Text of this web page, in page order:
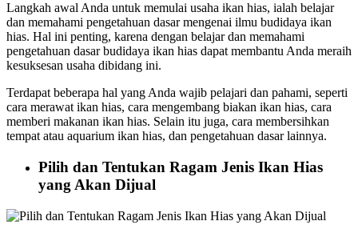
Langkah awal Anda untuk memulai usaha ikan hias, ialah belajar
dan memahami pengetahuan dasar mengenai ilmu budidaya ikan
hias. Hal ini penting, karena dengan belajar dan memahami
pengetahuan dasar budidaya ikan hias dapat membantu Anda meraih
kesuksesan usaha dibidang ini.
Terdapat beberapa hal yang Anda wajib pelajari dan pahami, seperti
cara merawat ikan hias, cara mengembang biakan ikan hias, cara
memberi makanan ikan hias. Selain itu juga, cara membersihkan
tempat atau aquarium ikan hias, dan pengetahuan dasar lainnya.
Pilih dan Tentukan Ragam Jenis Ikan Hias
yang Akan Dijual